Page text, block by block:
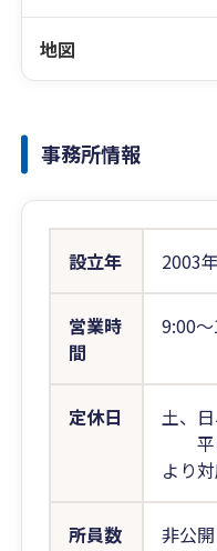
地図
事務所情報
設立年 2003年
営業時
間
9:00
定休日
土、
平
より
所員数 非公開